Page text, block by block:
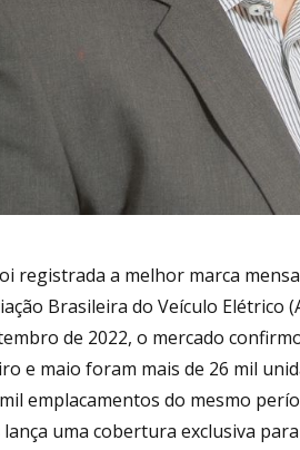
registrada a melhor marca
Brasileira do Veículo Elétrico
de 2022, o mercado
e maio foram mais de 26 mil
emplacamentos do mesmo
lança uma cobertura exclusiva para